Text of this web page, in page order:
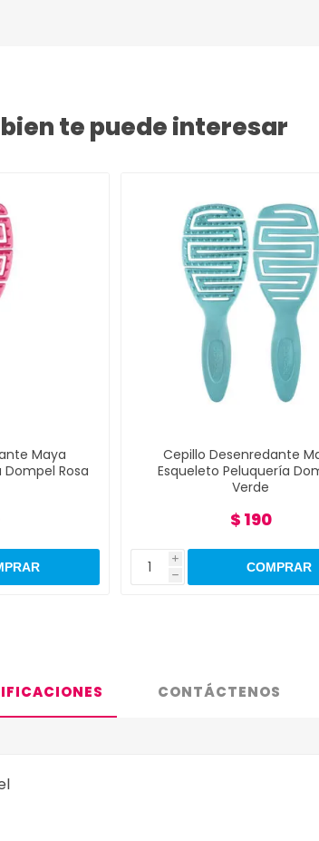
te puede interesar
Maya
Rosa
Cepillo Desenredante
Esqueleto Peluquería
Verde
$ 190
i
h
CONTÁCTENOS